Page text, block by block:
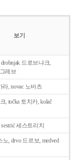
보기
드로브냐크,
레브
라, novac 노바츠
, točka 토치카, kolač
세스트리치
노, drvo 드르보, medved